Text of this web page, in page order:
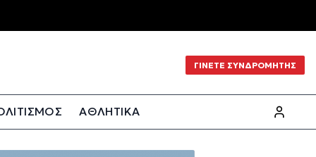
ΓΙΝΕΤΕ ΣΥΝΔΡΟΜΗΤΗΣ
ΑΘΛΗΤΙΚΑ